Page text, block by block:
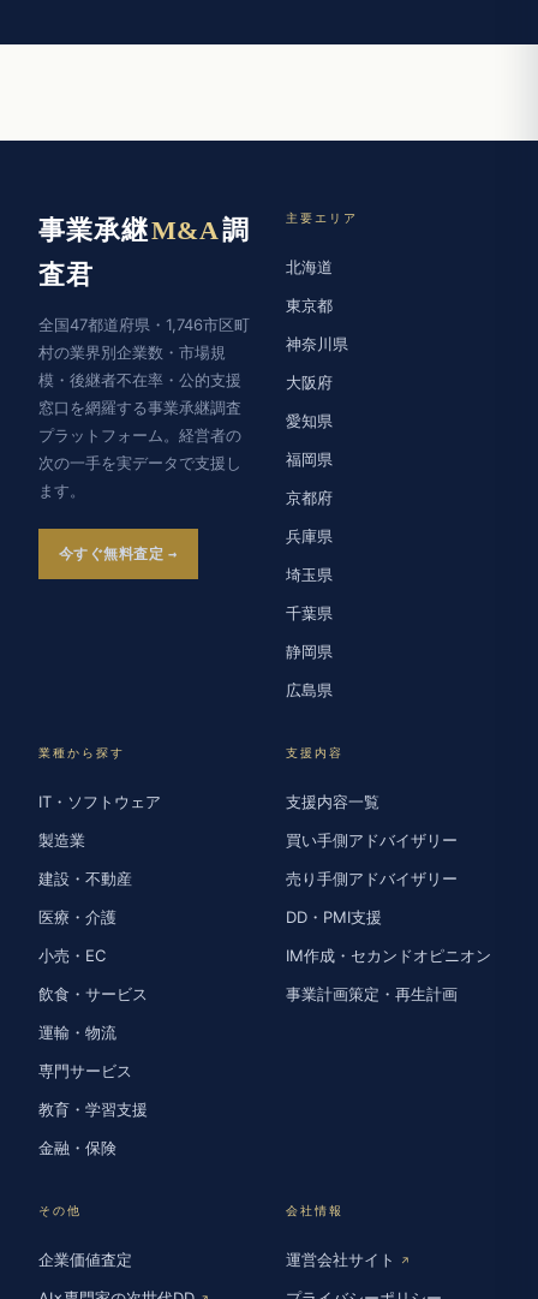
事業承継M&A調
査君
全国47都道府県・1,746市区町
村の業界別企業数・市場規
模・後継者不在率・公的支援
窓口を網羅する事業承継調査
プラットフォーム。経営者の
次の一手を実データで支援し
ます。
今すぐ無料査定
主要エリア
北海道
東京都
神奈川県
大阪府
愛知県
福岡県
京都府
兵庫県
埼玉県
千葉県
静岡県
広島県
業種から探す
IT・ソフトウェア
製造業
建設・不動産
医療・介護
小売・EC
飲食・サービス
運輸・物流
専門サービス
教育・学習支援
金融・保険
支援内容
支援内容一覧
買い手側アドバイザリー
売り手側アドバイザリー
DD・PMI支援
IM作成・セカンドオピニオン
事業計画策定・再生計画
その他
企業価値査定
会社情報
運営会社サイト ↗